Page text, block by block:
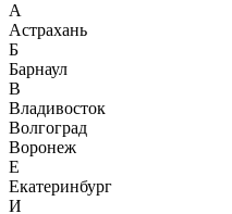
А
Астрахань
Б
Барнаул
В
Владивосток
Волгоград
Воронеж
Е
Екатеринбург
И